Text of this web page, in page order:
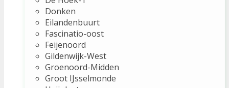
Donken
Eilandenbuurt
Fascinatio-oost
Feijenoord
Gildenwijk-West
Groenoord-Midden
Groot IJsselmonde